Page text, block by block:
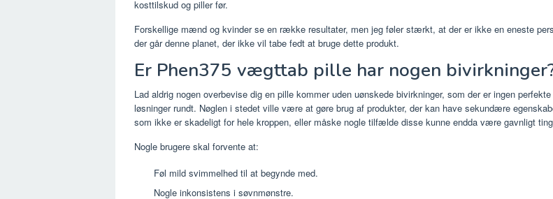
kosttilskud og piller før.
Forskellige mænd og kvinder se en række resultater, men jeg føler stærkt, at der er ikke en eneste
der går denne planet, der ikke vil tabe fedt at bruge dette produkt.
Er Phen375 vægttab pille har nogen
Lad aldrig nogen overbevise dig en pille kommer uden uønskede bivirkninger, som der er ingen perfekte
løsninger rundt. Nøglen i stedet ville være at gøre brug af produkter, der kan have sekundære
som ikke er skadeligt for hele kroppen, eller måske nogle tilfælde disse kunne endda være gavnligt
Nogle brugere skal forvente at:
Føl mild svimmelhed til at begynde med.
Nogle inkonsistens i søvnmønstre.